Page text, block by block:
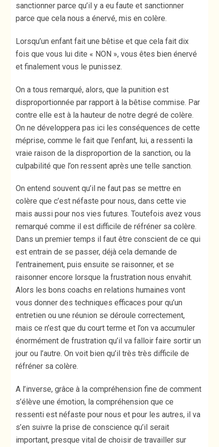
sanctionner parce qu’il y a eu faute et sanctionner
parce que cela nous a énervé, mis en colère.
Lorsqu’un enfant fait une bêtise et que cela fait dix
fois que vous lui dite « NON », vous êtes bien énervé
et finalement vous le punissez.
On a tous remarqué, alors, que la punition est
disproportionnée par rapport à la bêtise commise. Par
contre elle est à la hauteur de notre degré de colère.
On ne développera pas ici les conséquences de cette
méprise, comme le fait que l’enfant, lui, a ressenti la
vraie raison de la disproportion de la sanction, ou la
culpabilité que l’on ressent après une telle sanction.
On entend souvent qu’il ne faut pas se mettre en
colère que c’est néfaste pour nous, dans cette vie
mais aussi pour nos vies futures. Toutefois avez vous
remarqué comme il est difficile de réfréner sa colère.
Dans un premier temps il faut être conscient de ce qui
est entrain de se passer, déjà cela demande de
l’entrainement, puis ensuite se raisonner, et se
raisonner encore lorsque la frustration nous envahit.
Alors les bons coachs en relations humaines vont
vous donner des techniques efficaces pour qu’un
entretien ou une réunion se déroule correctement,
mais ce n’est que du court terme et l’on va accumuler
énormément de frustration qu’il va falloir faire sortir un
jour ou l’autre. On voit bien qu’il très très difficile de
réfréner sa colère.
A l’inverse, grâce à la compréhension fine de comment
s’élève une émotion, la compréhension que ce
ressenti est néfaste pour nous et pour les autres, il va
s’en suivre la prise de conscience qu’il serait
important, presque vital de choisir de travailler sur